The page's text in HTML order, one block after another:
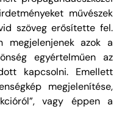
művészek
szöveg erősítette fel.
megjelenjenek azok a
egyértelműen az
kapcsolni. Emellett
megjelenítése,
vagy éppen a